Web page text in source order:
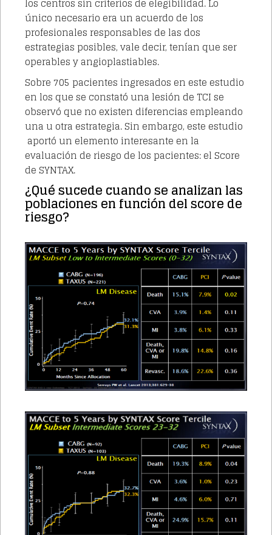
único necesario era un acuerdo de los
profesionales responsables de las dos
estrategias posibles, vale decir, tenían que ser
operables y angioplastiables.
Sobre 705 pacientes ingresados en este estudio
en los que se constató una lesión de TCI se
observó que no existen diferencias empleando
una u otra estrategia. Sin embargo, este estudio
aportó un elemento interesante en la
evaluación de riesgo de los pacientes: el Score
de SYNTAX.
¿Qué sucede cuando se analizan las
poblaciones en función del score de
riesgo?